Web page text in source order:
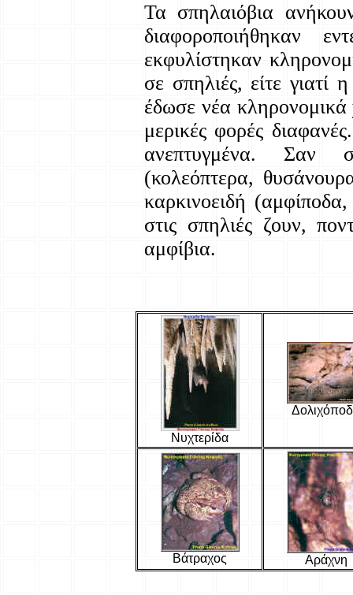
Τα σπηλαιόβια
διαφοροποιήθηκαν
εκφυλίστηκαν
σε σπηλιές, είτε γιατί
έδωσε νέα κληρονομικά
μερικές φορές
ανεπτυγμένα. Σαν
(κολεόπτερα,
καρκινοειδή
στις σπηλιές ζουν,
αμφίβια.
Νυχτερίδα
Βάτραχος Αράχνη